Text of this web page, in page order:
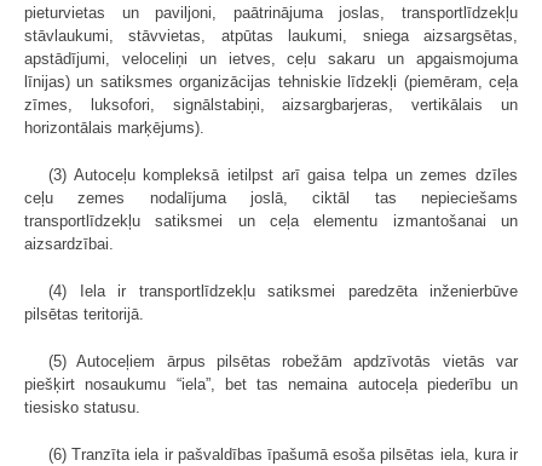
pieturvietas un paviljoni, paātrinājuma joslas, transportlīdzekļu
stāvlaukumi, stāvvietas, atpūtas laukumi, sniega aizsargsētas,
apstādījumi, veloceliņi un ietves, ceļu sakaru un apgaismojuma
līnijas) un satiksmes organizācijas tehniskie līdzekļi (piemēram, ceļa
zīmes, luksofori, signālstabiņi, aizsargbarjeras, vertikālais un
horizontālais marķējums).
(3) Autoceļu kompleksā ietilpst arī gaisa telpa un zemes dzīles
ceļu zemes nodalījuma joslā, ciktāl tas nepieciešams
transportlīdzekļu satiksmei un ceļa elementu izmantošanai un
aizsardzībai.
(4) Iela ir transportlīdzekļu satiksmei paredzēta inženierbūve
pilsētas teritorijā.
(5) Autoceļiem ārpus pilsētas robežām apdzīvotās vietās var
piešķirt nosaukumu “iela”, bet tas nemaina autoceļa piederību un
tiesisko statusu.
(6) Tranzīta iela ir pašvaldības īpašumā esoša pilsētas iela, kura ir